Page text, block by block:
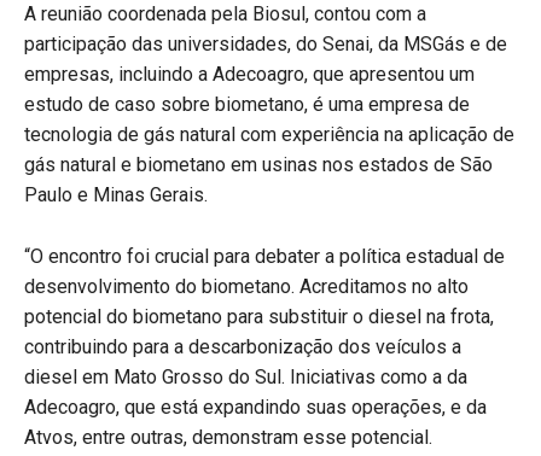
A reunião coordenada pela Biosul, contou com a
participação das universidades, do Senai, da MSGás e de
empresas, incluindo a Adecoagro, que apresentou um
estudo de caso sobre biometano, é uma empresa de
tecnologia de gás natural com experiência na aplicação de
gás natural e biometano em usinas nos estados de São
Paulo e Minas Gerais.
“O encontro foi crucial para debater a política estadual de
desenvolvimento do biometano. Acreditamos no alto
potencial do biometano para substituir o diesel na frota,
contribuindo para a descarbonização dos veículos a
diesel em Mato Grosso do Sul. Iniciativas como a da
Adecoagro, que está expandindo suas operações, e da
Atvos, entre outras, demonstram esse potencial.